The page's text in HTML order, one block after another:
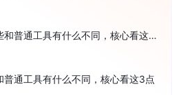
快手私信卡片模板有哪些和普通工具有什么不同，核心看这3点
通工具有什么不同，核心看这3点